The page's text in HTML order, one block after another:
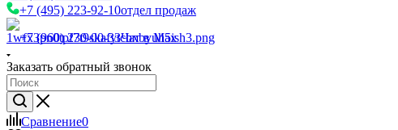
+7 (495) 223-92-10отдел продаж
+7 (960) 230-00-33Чат в Max
Заказать обратный звонок
Сравнение0